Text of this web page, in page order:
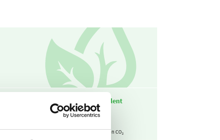
CO₂-equivalent
1,89 kg CO₂ / m3 73,5 ton CO₂